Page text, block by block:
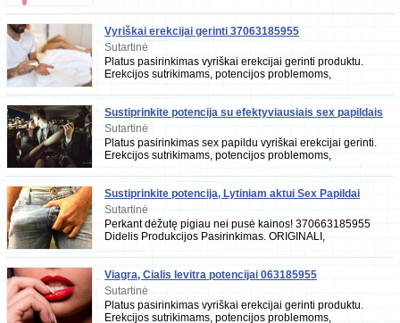
Vyriškai erekcijai gerinti 37063185955
Sutartinė
Platus pasirinkimas vyriškai erekcijai gerinti produktu.
Erekcijos sutrikimams, potencijos problemoms,
Sustiprinkite potencija su efektyviausiais sex papildais
vyrams
Sutartinė
Platus pasirinkimas sex papildu vyriškai erekcijai gerinti.
Erekcijos sutrikimams, potencijos problemoms,
Sustiprinkite potencija, Lytiniam aktui Sex Papildai
vyrams Pigiausiai
Sutartinė
Perkant dėžutę pigiau nei pusė kainos! 370663185955
Didelis Produkcijos Pasirinkimas. ORIGINALI,
SERTIFIKUOTA ir patikrinta! SEX papildai vyrams. Pata
Viagra, Cialis levitra potencijai 063185955
Sutartinė
Platus pasirinkimas vyriškai erekcijai gerinti produktu.
Erekcijos sutrikimams, potencijos problemoms,